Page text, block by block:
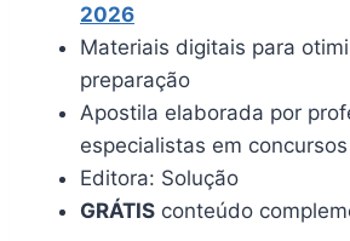
2026
Materiais digitais para
preparação
Apostila elaborada por
especialistas em
Editora: Solução
GRÁTIS conteúdo